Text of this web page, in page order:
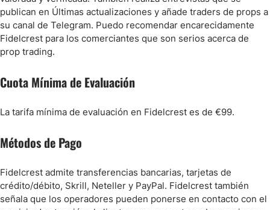
publican en Últimas actualizaciones y añade traders de props a
su canal de Telegram. Puedo recomendar encarecidamente
Fidelcrest para los comerciantes que son serios acerca de
prop trading.
Cuota Mínima de Evaluación
La tarifa mínima de evaluación en Fidelcrest es de €99.
Métodos de Pago
Fidelcrest admite transferencias bancarias, tarjetas de
crédito/débito, Skrill, Neteller y PayPal. Fidelcrest también
señala que los operadores pueden ponerse en contacto con el